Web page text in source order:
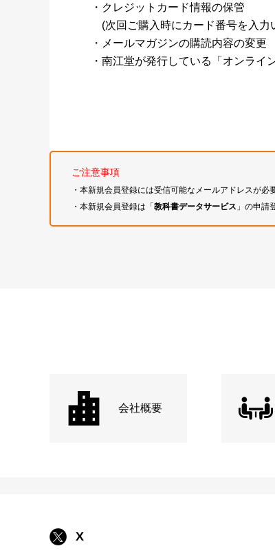
・クレジットカード情報の保管
(次回ご購入時にカード番号を入力
・メールマガジンの購読内容の変更
・南江堂が発行している「オンライ
ご注意事項
・本新規会員登録には受信可能なメールアドレスが必
・本新規会員登録は「教科書データサービス 」の申請
会社概要
X